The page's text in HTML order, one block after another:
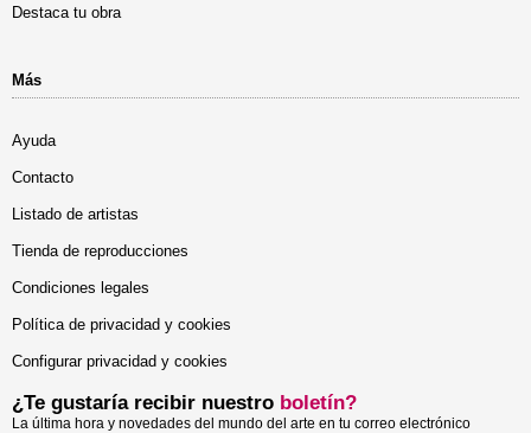
Destaca tu obra
Más
Ayuda
Contacto
Listado de artistas
Tienda de reproducciones
Condiciones legales
Política de privacidad y cookies
Configurar privacidad y cookies
¿Te gustaría recibir nuestro boletín?
La última hora y novedades del mundo del arte en tu correo electrónico